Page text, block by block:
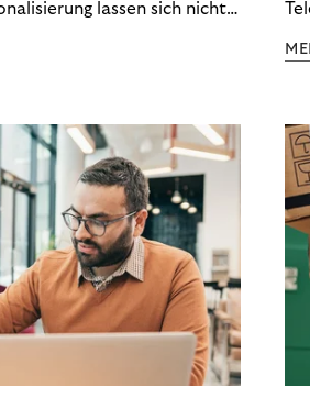
lassen sich nicht
zeigt, wie Recovery-